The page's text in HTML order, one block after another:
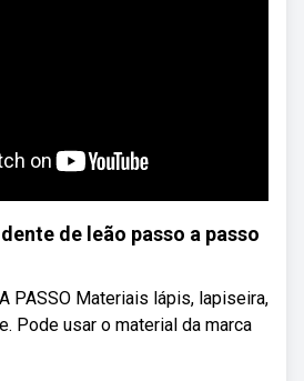
de leão passo a passo
PASSO Materiais lápis, lapiseira,
Pode usar o material da marca